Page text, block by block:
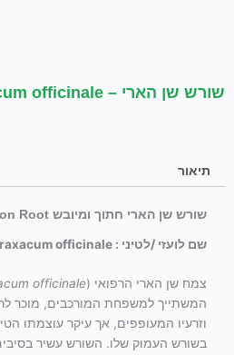
שורש שן הארי – Taraxacum officinale
תיאור
שורש שן הארי חתוך ומיובש Dandelion Root
שם לועזי /לטיני : officinale
צמח שן הארי הרפואי (officinale
המשתייך למשפחת המורכבים, מוכר
וזרעיו המעופפים, אך עיקר עוצמתו
בשורש העמוק שלו. השורש עשיר בסיבים